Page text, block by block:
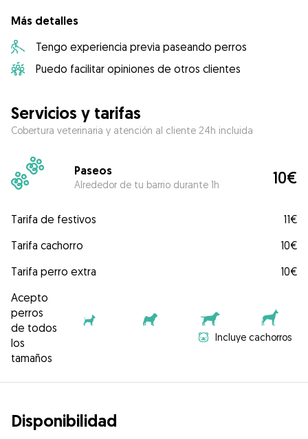
Más detalles
Tengo experiencia previa paseando perros
Puedo facilitar opiniones de otros clientes
Servicios y tarifas
Cobertura veterinaria y atención al cliente 24h incluida
Paseos
Alrededor de tu barrio durante 1h 10€
Tarifa de festivos
11€
Tarifa cachorro
10€
Tarifa perro extra
10€
Acepto
perros
de todos
los
tamaños
Incluye cachorros
Disponibilidad